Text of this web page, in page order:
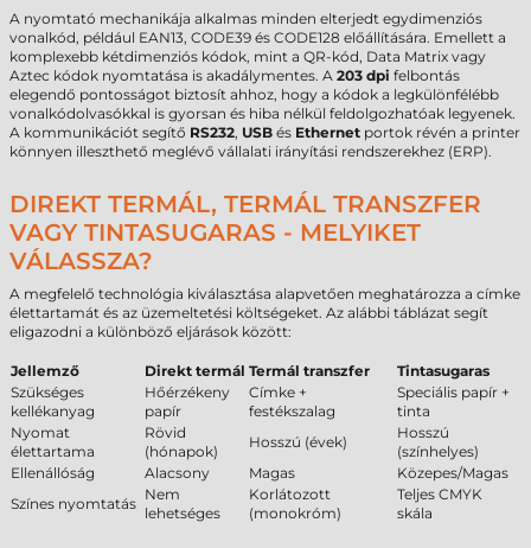
A nyomtató mechanikája alkalmas minden elterjedt egydimenziós
vonalkód, például EAN13, CODE39 és CODE128 előállítására. Emellett a
komplexebb kétdimenziós kódok, mint a QR-kód, Data Matrix vagy
Aztec kódok nyomtatása is akadálymentes. A 203 dpi felbontás
elegendő pontosságot biztosít ahhoz, hogy a kódok a legkülönfélébb
vonalkódolvasókkal is gyorsan és hiba nélkül feldolgozhatóak legyenek.
A kommunikációt segítő RS232, USB és Ethernet portok révén a printer
könnyen illeszthető meglévő vállalati irányítási rendszerekhez (ERP).
DIREKT TERMÁL, TERMÁL TRANSZFER
VAGY TINTASUGARAS - MELYIKET
VÁLASSZA?
A megfelelő technológia kiválasztása alapvetően meghatározza a címke
élettartamát és az üzemeltetési költségeket. Az alábbi táblázat segít
eligazodni a különböző eljárások között:
Jellemző Direkt termál Termál transzfer
Tintasugaras
Szükséges
kellékanyag
Hőérzékeny
papír
Címke +
festékszalag
Speciális papír +
tinta
Nyomat
élettartama
Rövid
(hónapok)
Hosszú (évek)
Hosszú
(színhelyes)
Ellenállóság
Alacsony Magas
Közepes/Magas
Színes nyomtatás
Nem
lehetséges
Korlátozott
(monokróm)
Teljes CMYK
skála